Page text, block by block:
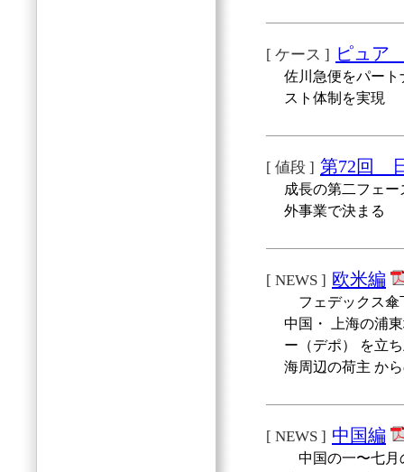
[ ケース ] ピュア
佐川急便をパー
スト体制を実現
[ 値段 ] 第72回
成長の第二フェ
外事業で決まる
[ NEWS ] 欧米編
フェデックス傘
中国・ 上海の浦
ー（デポ） を立
海周辺の荷主 か
[ NEWS ] 中国編
中国の一〜七月